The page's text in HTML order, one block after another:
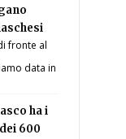
fronte al
data in
ha i
600